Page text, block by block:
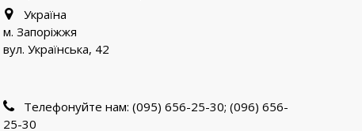
Україна
м. Запоріжжя
вул. Українська, 42
Телефонуйте нам: (095) 656-25-30; (096) 656-
25-30